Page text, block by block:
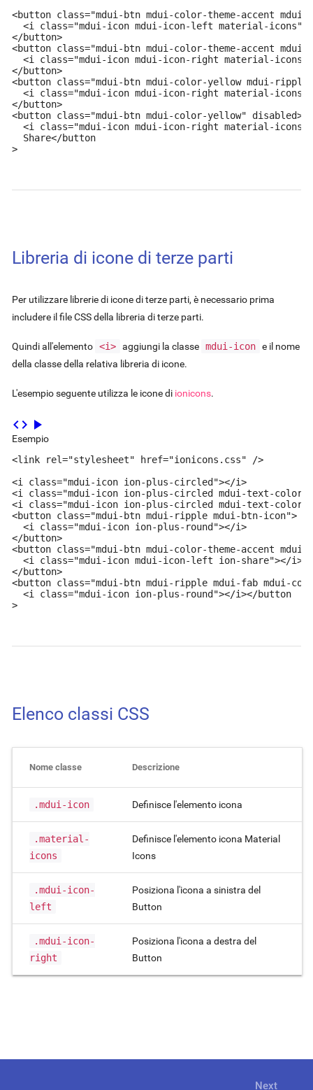
<button class="mdui-btn mdui-color-theme-accent
<i class="mdui-icon mdui-icon-left material-
</button>
<button class="mdui-btn mdui-color-theme-accent
<i class="mdui-icon mdui-icon-right material-
</button>
<button class="mdui-btn mdui-color-yellow mdui-
<i class="mdui-icon mdui-icon-right material-
</button>
<button class="mdui-btn mdui-color-yellow" disabled>
<i class="mdui-icon mdui-icon-right material-
  Share</button
>
Libreria di icone di terze parti
Per utilizzare librerie di icone di terze parti, è necessario prima
includere il file CSS della libreria di terze parti.
Quindi all'elemento <i> aggiungi la classe mdui-icon e il nome
della classe della relativa libreria di icone.
L'esempio seguente utilizza le icone di ionicons.
code play_arrow
Esempio
<link rel="stylesheet" href="ionicons.css" />
<i class="mdui-icon ion-plus-circled"></i>
<i class="mdui-icon ion-plus-circled mdui-text-color-
<i class="mdui-icon ion-plus-circled mdui-text-color-
<button class="mdui-btn mdui-ripple mdui-btn-icon">
  <i class="mdui-icon ion-plus-round"></i>
</button>
<button class="mdui-btn mdui-color-theme-accent
<i class="mdui-icon mdui-icon-left ion-share"></i>
</button>
<button class="mdui-btn mdui-ripple mdui-fab mdui-
  <i class="mdui-icon ion-plus-round"></i></button
>
Elenco classi CSS
Nome classe Descrizione
.mdui-icon Definisce l'elemento icona
.material-
icons
Definisce l'elemento icona Material
Icons
.mdui-icon-
left
Posiziona l'icona a sinistra del
Button
.mdui-icon-
right
Posiziona l'icona a destra del
Button
Next